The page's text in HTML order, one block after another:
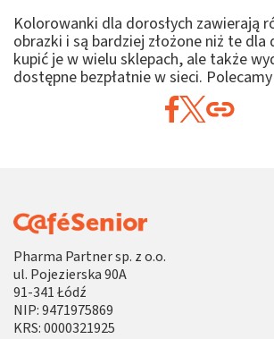
Kolorowanki dla dorosłych zawierają
obrazki i są bardziej złożone niż te dla
kupić je w wielu sklepach, ale także
dostępne bezpłatnie w sieci.
Pharma Partner sp. z o.o.
ul. Pojezierska 90A
91-341 Łódź
NIP: 9471975869
KRS: 0000321925